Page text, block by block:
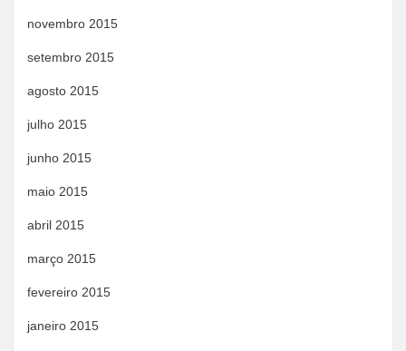
novembro 2015
setembro 2015
agosto 2015
julho 2015
junho 2015
maio 2015
abril 2015
março 2015
fevereiro 2015
janeiro 2015